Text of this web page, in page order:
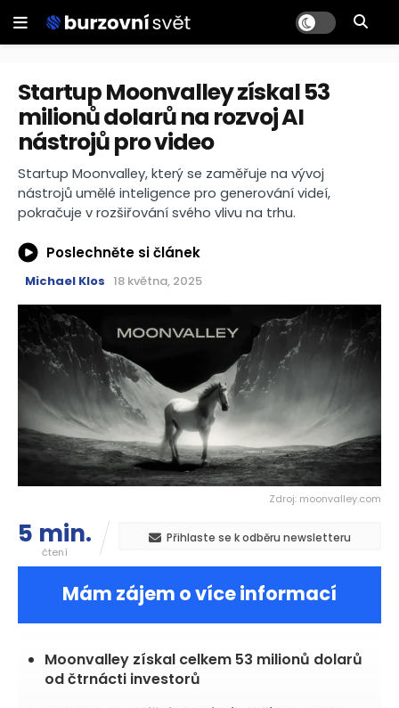
Startup Moonvalley získal 53
milionů dolarů na rozvoj AI
nástrojů pro video
Startup Moonvalley, který se zaměřuje na vývoj
nástrojů umělé inteligence pro generování videí,
pokračuje v rozšiřování svého vlivu na trhu.
Poslechněte si článek
Michael Klos 18 května, 2025
Zdroj: moonvalley.com
5 min.
čtení
Přihlaste se k odběru newsletteru
Mám zájem o více informací
Moonvalley získal celkem 53 milionů dolarů
od čtrnácti investorů